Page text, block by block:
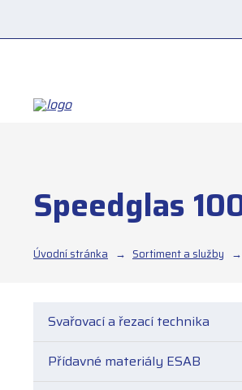
Speedglas
Úvodní stránka Sortiment a služby
Svařovací a řezací technika
Přídavné materiály ESAB